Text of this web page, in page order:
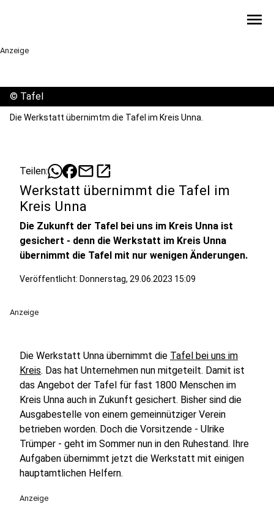
menu
Anzeige
© Tafel
Die Werkstatt übernimtm die Tafel im Kreis Unna.
Teilen: mailopen_in_new
Werkstatt übernimmt die Tafel im
Kreis Unna
Die Zukunft der Tafel bei uns im Kreis Unna ist
gesichert - denn die Werkstatt im Kreis Unna
übernimmt die Tafel mit nur wenigen Änderungen.
Veröffentlicht: Donnerstag, 29.06.2023 15:09
Anzeige
Die Werkstatt Unna übernimmt die Tafel bei uns im
Kreis. Das hat Unternehmen nun mitgeteilt. Damit ist
das Angebot der Tafel für fast 1800 Menschen im
Kreis Unna auch in Zukunft gesichert. Bisher sind die
Ausgabestelle von einem gemeinnütziger Verein
betrieben worden. Doch die Vorsitzende - Ulrike
Trümper - geht im Sommer nun in den Ruhestand. Ihre
Aufgaben übernimmt jetzt die Werkstatt mit einigen
hauptamtlichen Helfern.
Anzeige